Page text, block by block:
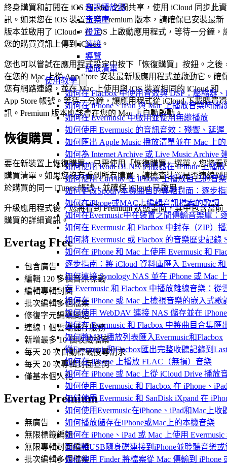
音訊播放器
音樂庫
設定
連接
導覽
播放清單
使用教學
如何在 Flacbox 中使用音效與 DSP：壓縮器
如何在 iPhone、iPad 與 Mac 上播放音樂時開
如何在 Evermusic 中啟用並使用無縫播放
如何使用 Evermusic 的音訊音效：殘響、延
如何匯出 Apple Music 播放清單並在 Mac 上
如何為 Internet Archive 或 Live Music Archive
如何使用 Kodi DLNA 伺服器在 iPhone 上播
如何使用 CarPlay 在 iPhone 上播放自己的音樂
如何更改Spotify本機曲目的專輯封面：逐步
如何在iPhone或MAC上編輯音訊檔案的歌詞
如何在Evermusic中在裝置之間傳輸音樂庫：
如何在 Evermusic 和 Flacbox 中封存（ZIP
如何將 Evermusic 或 Flacbox 的音樂歷史記錄
如何在 iPhone 和 Mac 上使用 Evermusic 和
逐步指南：將 iCloud 資料庫匯入 Evermusic 和
如何連接 Synology NAS 並在 iPhone 或 Mac
在 Evermusic 和 Flacbox 中播放離線音樂：
如何在 iPhone 或 Mac 上檢視音樂的嵌入式
如何使用 WebDAV 連接 NAS 儲存並在
如何在 Evermusic 和 Flacbox 中將曲目合集
如何將M3U播放列表匯入Evermusic和Flacbox
從Evermusic和Flacbox匯出完整收聽記錄到
如何在 iPhone 上播放 FLAC（無損）音樂
如何在 iPhone 或 Mac 上從 iCloud Drive 播放
如何使用 Evermusic 和 Flacbox 在 iPhone、
如何使用 Evermusic 和 SanDisk iXpand 在
如何使用Evermusic在iPhone、iPad和Mac上收
如何播放儲存在iPhone或Mac上的本機音樂
如何在 iPhone、iPad 或 Mac 上使用
如何將USB隨身碟連接到iPhone並聆聽音樂
如何使用 Finder 將檔案從 Mac 傳輸到 iPhone
終身購買和訂閱在 iOS 和 Mac 之間共享，使用 iCloud 同步此資
訊。如果您在 iOS 裝置上有 Premium 版本，請確保已安裝最新
版本並啟用了 iCloud。在 iOS 上啟動應用程式，等待一分鐘，
您的購買資訊上傳到 iCloud。
您也可以嘗試在應用程式設定中按下「恢復購買」按鈕。之後
在您的 Mac 上從 App Store 安裝最新版應用程式並啟動它。確
您有網路連線，並在 Mac 上使用與 iOS 裝置相同的 iCloud 和
App Store 帳號。等待一分鐘，讓應用程式從 iCloud 下載購買資
訊。Premium 版本應該會在您的 Mac 上自動啟動。
恢復購買
要在新裝置上恢復購買，只需使用「恢復購買」選單。您將看
購買清單。如果您沒有看到所有購買，請檢查裝置是否連線到
於購買的同一 iTunes 帳號，並確保 iCloud 已啟用。
升級應用程式後，您將看到 Premium 狀態畫面，其中包含當前
購買的詳細資訊。
Evertag Free
包含廣告
編輯 120 多個音訊標籤
編輯專輯封面
批次編輯多個檔案
修復字元編碼問題
連線 1 個雲端儲存服務
新增最多 10 個收藏檔案
每天 20 次自動標籤搜尋請求
每天 20 次專輯封面查詢
僅基本個人化
Evertag Premium
無廣告
無限標籤編輯
無限專輯封面編輯
批次編輯多個檔案